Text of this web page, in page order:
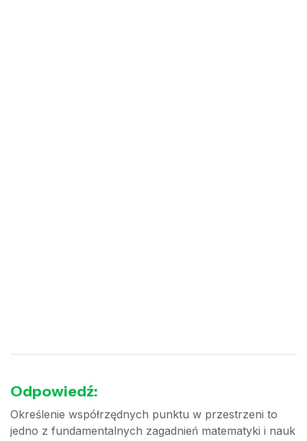
Odpowiedź:
Określenie współrzędnych punktu w przestrzeni to
jedno z fundamentalnych zagadnień matematyki i nauk